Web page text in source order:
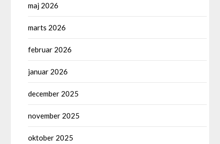
maj 2026
marts 2026
februar 2026
januar 2026
december 2025
november 2025
oktober 2025